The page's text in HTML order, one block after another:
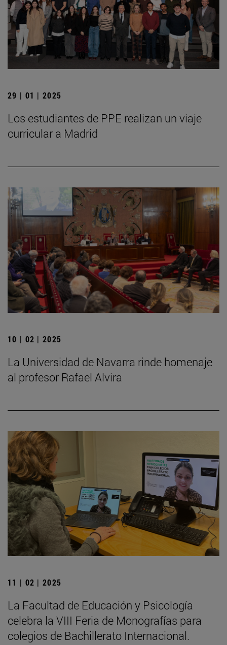
29 | 01 | 2025
Los estudiantes de PPE realizan un viaje
curricular a Madrid
10 | 02 | 2025
La Universidad de Navarra rinde homenaje
al profesor Rafael Alvira
11 | 02 | 2025
La Facultad de Educación y Psicología
celebra la VIII Feria de Monografías para
colegios de Bachillerato Internacional.